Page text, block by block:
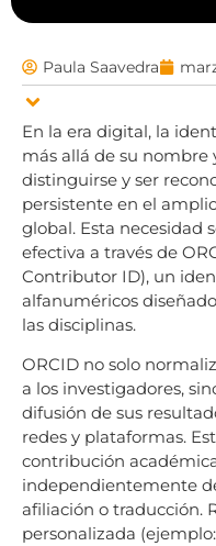
Paula Saavedra
En la era digital, la
más allá de su nombre
distinguirse y ser
persistente en el
global. Esta necesidad
efectiva a través de
Contributor ID), un
alfanuméricos
las disciplinas.
ORCID no solo
a los investigadores,
difusión de sus
redes y plataformas.
contribución
independientemente
afiliación o traducción.
personalizada (ejemplo: